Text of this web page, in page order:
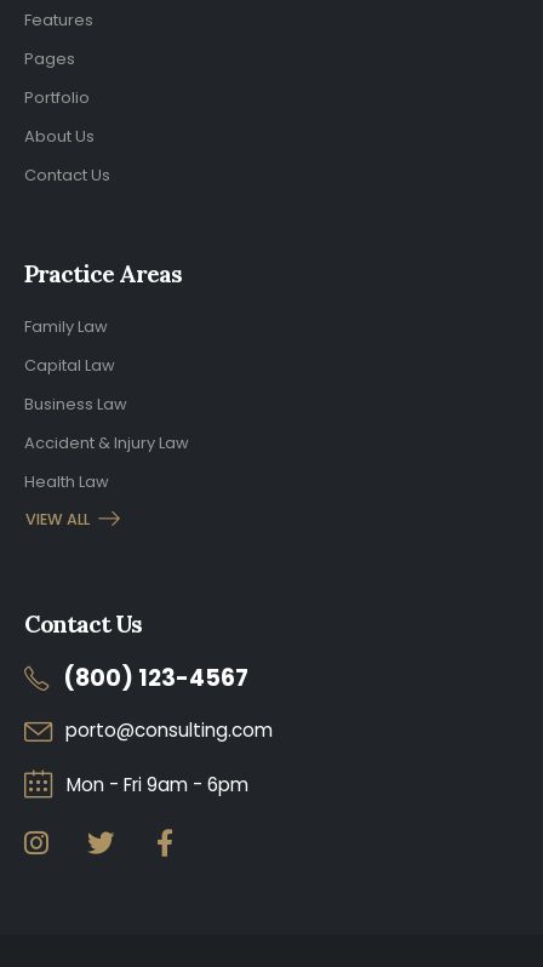
Features
Pages
Portfolio
About Us
Contact Us
Practice Areas
Family Law
Capital Law
Business Law
Accident & Injury Law
Health Law
VIEW ALL
Contact Us
(800) 123-4567
porto@consulting.com
Mon - Fri 9am - 6pm